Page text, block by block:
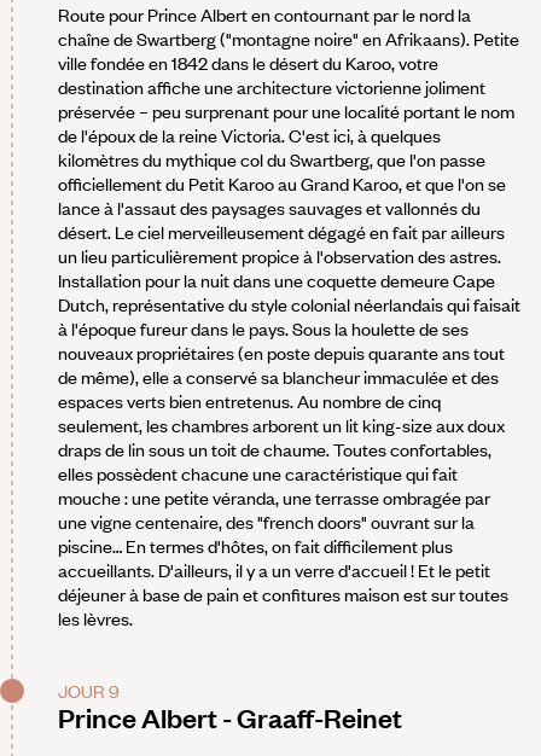
Route pour Prince Albert en contournant par le nord la
chaîne de Swartberg ("montagne noire" en Afrikaans). Petite
ville fondée en 1842 dans le désert du Karoo, votre
destination affiche une architecture victorienne joliment
préservée – peu surprenant pour une localité portant le nom
de l'époux de la reine Victoria. C'est ici, à quelques
kilomètres du mythique col du Swartberg, que l'on passe
officiellement du Petit Karoo au Grand Karoo, et que l'on se
lance à l'assaut des paysages sauvages et vallonnés du
désert. Le ciel merveilleusement dégagé en fait par ailleurs
un lieu particulièrement propice à l'observation des astres.
Installation pour la nuit dans une coquette demeure Cape
Dutch, représentative du style colonial néerlandais qui faisait
à l'époque fureur dans le pays. Sous la houlette de ses
nouveaux propriétaires (en poste depuis quarante ans tout
de même), elle a conservé sa blancheur immaculée et des
espaces verts bien entretenus. Au nombre de cinq
seulement, les chambres arborent un lit king-size aux doux
draps de lin sous un toit de chaume. Toutes confortables,
elles possèdent chacune une caractéristique qui fait
mouche : une petite véranda, une terrasse ombragée par
une vigne centenaire, des "french doors" ouvrant sur la
piscine… En termes d'hôtes, on fait difficilement plus
accueillants. D'ailleurs, il y a un verre d'accueil ! Et le petit
déjeuner à base de pain et confitures maison est sur toutes
les lèvres.
JOUR 9
Prince Albert - Graaff-Reinet